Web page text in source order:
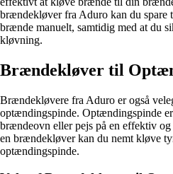
brændekløver fra Aduro kan du
brænde manuelt, samtidig med at du
kløvning.
Brændekløver til
Brændekløvere fra Aduro er også
optændingspinde. Optændingspinde
brændeovn eller pejs på en effektiv
en brændekløver kan du nemt kløve
optændingspinde.